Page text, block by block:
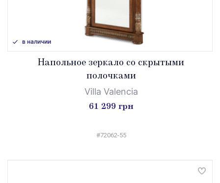
в наличии
Напольное зеркало со скрытыми
полочками
Villa Valencia
61 299 грн
#72062-55